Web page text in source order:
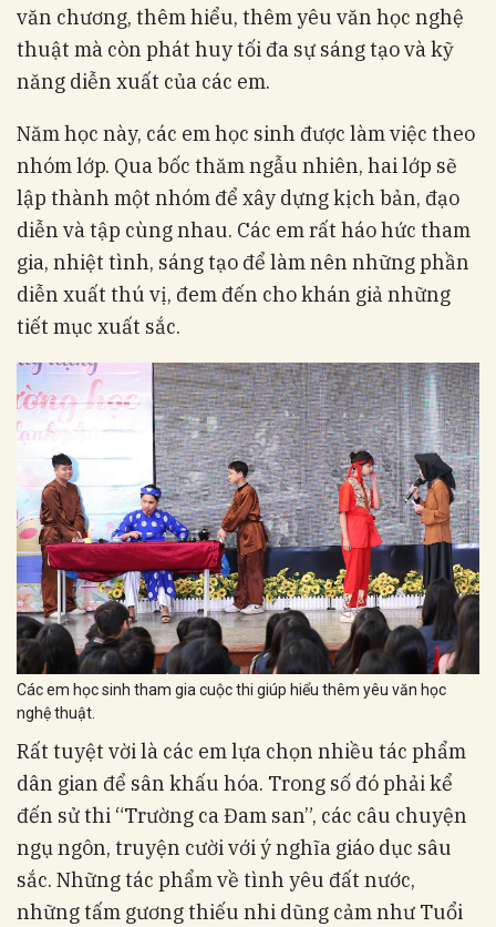
văn chương, thêm hiểu, thêm yêu văn học nghệ
thuật mà còn phát huy tối đa sự sáng tạo và kỹ
năng diễn xuất của các em.
Năm học này, các em học sinh được làm việc theo
nhóm lớp. Qua bốc thăm ngẫu nhiên, hai lớp sẽ
lập thành một nhóm để xây dựng kịch bản, đạo
diễn và tập cùng nhau. Các em rất háo hức tham
gia, nhiệt tình, sáng tạo để làm nên những phần
diễn xuất thú vị, đem đến cho khán giả những
tiết mục xuất sắc.
Các em học sinh tham gia cuộc thi giúp hiểu thêm yêu văn học
nghệ thuật.
Rất tuyệt vời là các em lựa chọn nhiều tác phẩm
dân gian để sân khấu hóa. Trong số đó phải kể
đến sử thi “Trường ca Đam san”, các câu chuyện
ngụ ngôn, truyện cười với ý nghĩa giáo dục sâu
sắc. Những tác phẩm về tình yêu đất nước,
những tấm gương thiếu nhi dũng cảm như Tuổi